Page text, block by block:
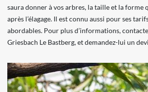
saura donner à vos arbres, la taille et la forme
après l’élagage. Il est connu aussi pour ses
abordables. Pour plus d’informations,
Griesbach Le Bastberg, et demandez-lui un